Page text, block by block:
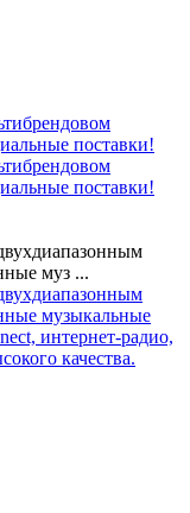
муз ...
музыкальные
интернет-радио,
качества.